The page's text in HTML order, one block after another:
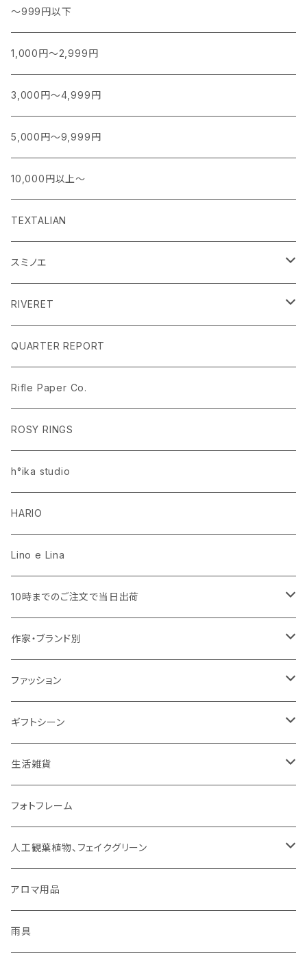
～999円以下
1,000円～2,999円
3,000円～4,999円
5,000円～9,999円
10,000円以上～
TEXTALIAN
スミノエ
MOOMIN ムーミン EDITION.1
ラグ・マット
ドレープカーテン
PEANUTS ピーナッツ EDITION.1
ラグ・マット
SaanaJaOlli サーナヤオッリ EDITION.1
ラグ・マット
Disney HOME SERIES EDITION.8
ラグ・マット
RIVERET
名入れあり
名入れなし
CLASSIC POOH（クラシック プー）
QUARTER REPORT
Rifle Paper Co.
ROSY RINGS
h°ika studio
HARIO
Lino e Lina
10時までのご注文で当日出荷
キッチン用品・食器
ミトン・鍋つかみ
コップ、グラス
お茶碗
キッチンクロス/ランチョンマット
アクセサリー
RIVERET（リヴェレット）名入れなし
チョコレート
その他
アロマ用品
ファッション
手袋
花瓶 / フラワーベース
作家・ブランド別
SUMINOE（スミノエ）
DICTUM（ディクトム）
DESIGNLIFE（デザインライフ）
HARIO（ハリオ）
シリーズで選ぶ
ネックレス
ROSY RINGS（ロージーリングス）
SMELLS LIKE SPELLS
linoo（リノオ）
Sheep by the Sea(シープバイザシー)
シマムラヒカリ
ファッション
アクセサリー
ネックレス
ピアス
ファッション雑貨
ブランケット
手袋
マスク
靴下
ギフトシーン
父の日
母の日
結婚祝い
お誕生日
生活雑貨
扇風機
文具
貯金箱
ティッシュケース
フォトフレーム
人工観葉植物、フェイクグリーン
CT触媒グリーンシリーズ
アロマ用品
雨具